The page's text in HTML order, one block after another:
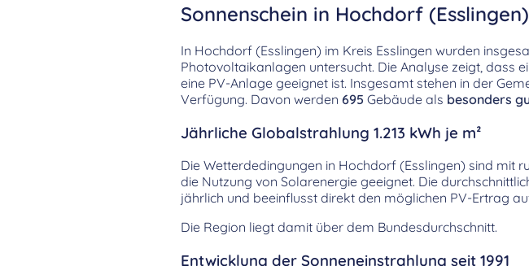
Sonnenschein in Hochdorf
In Hochdorf (Esslingen) im Kreis Esslingen wurden
Photovoltaikanlagen untersucht. Die Analyse zeigt, dass
eine PV-Anlage geeignet ist. Insgesamt stehen in der
Verfügung. Davon werden 695 Gebäude als besonders
Jährliche Globalstrahlung 1.213 kWh je m²
Die Wetterdedingungen in Hochdorf (Esslingen) sind mit
die Nutzung von Solarenergie geeignet. Die
jährlich und beeinflusst direkt den möglichen PV-Ertrag
Die Region liegt damit über dem Bundesdurchschnitt.
Entwicklung der Sonneneinstrahlung seit 1991